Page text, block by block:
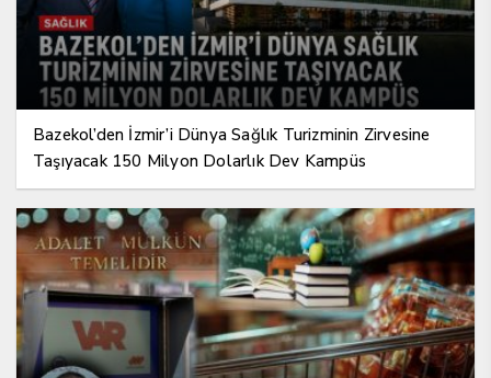
Bazekol’den İzmir’i Dünya Sağlık Turizminin Zirvesine
Taşıyacak 150 Milyon Dolarlık Dev Kampüs